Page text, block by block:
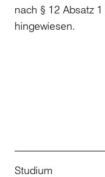
nach § 12 Absatz
hingewiesen.
Studium